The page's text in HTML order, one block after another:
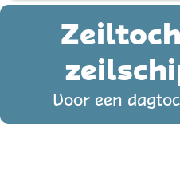
Voor een